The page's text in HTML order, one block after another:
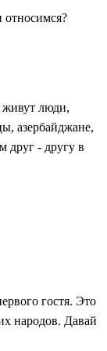
относимся?
живут люди,
азербайджане,
друг - другу в
гостя. Это
народов. Давай